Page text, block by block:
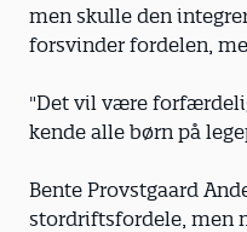
men skulle den
forsvinder fordelen,
"Det vil være
kende alle børn på
Bente Provstgaard
stordriftsfordele, men